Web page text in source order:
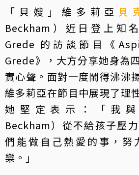
「貝嫂」維多莉亞 貝
Beckham）近日登上知
Grede 的訪談節目《
Grede》，大方分享她身為
實心聲。面對一度鬧得沸沸
維多莉亞在節目中展現了理
她堅定表示：「我與
Beckham）從不給孩子壓
們能做自己熱愛的事，努
樂。」